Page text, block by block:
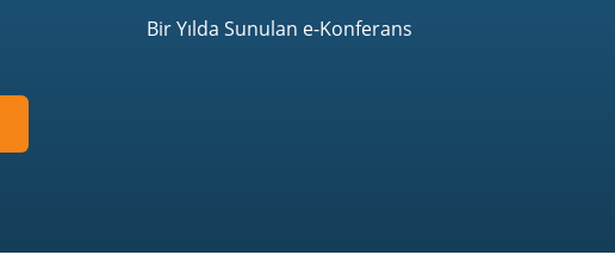
Bir Yılda Sunulan e-Konferans